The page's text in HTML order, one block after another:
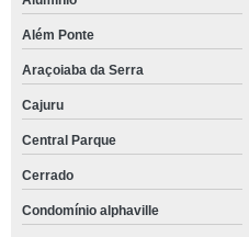
Além Ponte
Araçoiaba da Serra
Cajuru
Central Parque
Cerrado
Condomínio alphaville